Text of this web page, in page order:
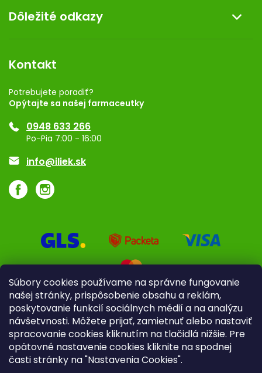
Súbory cookies používame na správne fungovanie
našej stránky, prispôsobenie obsahu a reklám,
poskytovanie funkcií sociálnych médií a na analýzu
návšetvnosti. Môžete prijať, zamietnuť alebo nastaviť
spracovanie cookies kliknutím na tlačidlá nižšie. Pre
opätovné nastavenie cookies kliknite na spodnej
časti stránky na "Nastavenia Cookies".
Darček k nákupu
Kontakt
Dermocentrum
Dôležité odkazy
Rozhodnutie na prevádzku
Registrácia
Ponuka pre firmy
Značky
Kontakt
Potrebujete poradiť?
Opýtajte sa našej farmaceutky
0948 633 266
Po-Pia 7:00 - 16:00
info@iliek.sk
Pre firmy Poradenstvo